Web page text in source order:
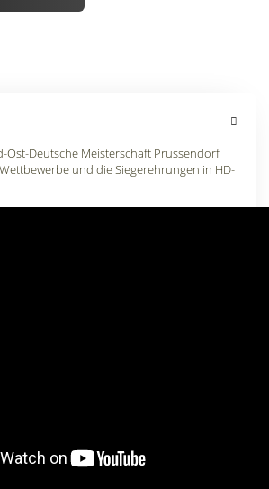
Ost-Deutsche Meisterschaft Prussendorf
und die Siegerehrungen in HD-